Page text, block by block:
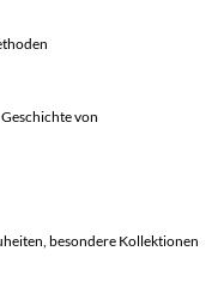
von
besondere Kollektionen